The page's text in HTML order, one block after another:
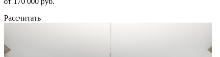
Рассчитать